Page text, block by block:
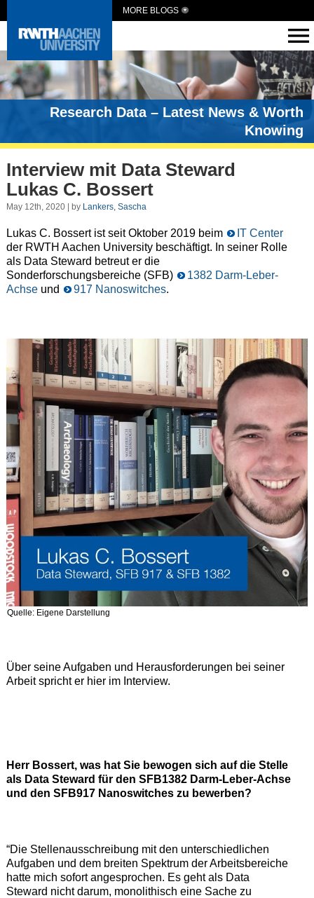
MORE BLOGS
Research Data – Latest News & Worth
Knowing
Interview mit Data Steward
Lukas C. Bossert
May 12th, 2020 | by Lankers, Sascha
Lukas C. Bossert ist seit Oktober 2019 beim
IT Center
der RWTH Aachen University beschäftigt. In seiner Rolle
als Data Steward betreut er die
Sonderforschungsbereiche (SFB)
1382 Darm-Leber-
Achseund 917 Nanoswitches.
Quelle: Eigene Darstellung
Über seine Aufgaben und Herausforderungen bei seiner
Arbeit spricht er hier im Interview.
Herr Bossert, was hat Sie bewogen sich auf die Stelle
als Data Steward für den SFB1382 Darm-Leber-Achse
und den SFB917 Nanoswitches zu bewerben?
“Die Stellenausschreibung mit den unterschiedlichen
Aufgaben und dem breiten Spektrum der Arbeitsbereiche
hatte mich sofort angesprochen. Es geht als Data
Steward nicht darum, monolithisch eine Sache zu